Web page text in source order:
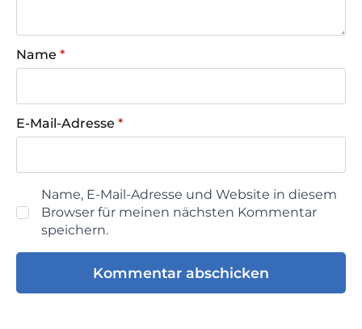
Name *
E-Mail-Adresse *
Name, E-Mail-Adresse und Website in diesem
Browser für meinen nächsten Kommentar
speichern.